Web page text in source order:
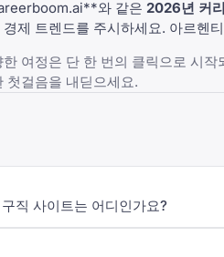
**와 같은 2026년 커
경제 트렌드를 주시하세요. 아르헨
여정은 단 한 번의 클릭으로 시
첫걸음을 내딛으세요.
직 사이트는 어디인가요?